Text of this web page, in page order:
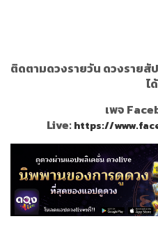
ติดตามดวงรายวัน ดวงรายสั
ไ
เพจ
Live:https://